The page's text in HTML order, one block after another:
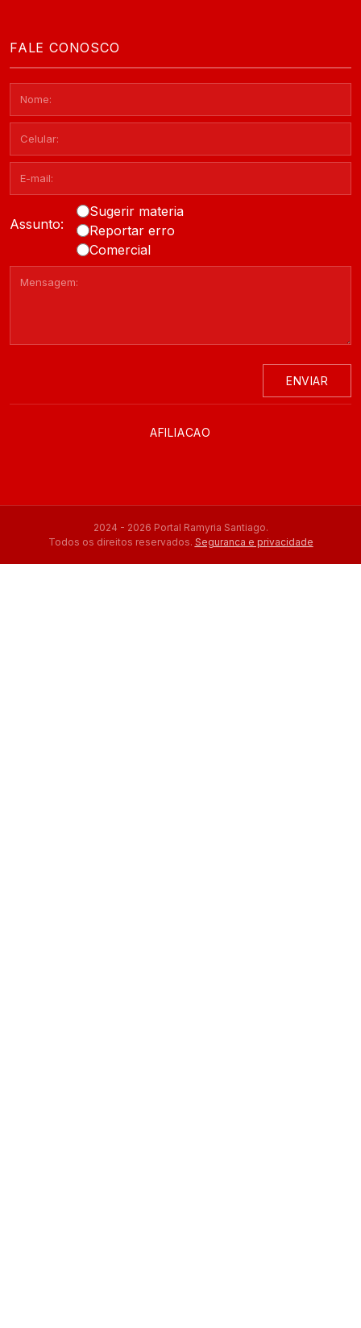
FALE CONOSCO
Assunto:
Sugerir materia
Reportar erro
Comercial
ENVIAR
AFILIACAO
2024 - 2026 Portal Ramyria Santiago.
Todos os direitos reservados. Seguranca e privacidade